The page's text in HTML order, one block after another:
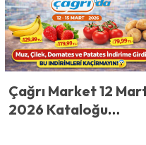
Çağrı Market 12
2026 Kataloğu